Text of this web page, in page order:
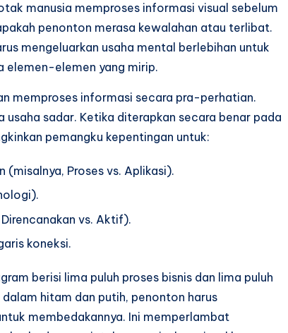
manusia memproses informasi visual sebelum
penonton merasa kewalahan atau terlibat.
mengeluarkan usaha mental berlebihan untuk
elemen-elemen yang mirip.
memproses informasi secara pra-perhatian.
sadar. Ketika diterapkan secara benar pada
pemangku kepentingan untuk:
(misalnya, Proses vs. Aplikasi).
vs. Aktif).
koneksi.
berisi lima puluh proses bisnis dan lima puluh
hitam dan putih, penonton harus
membedakannya. Ini memperlambat